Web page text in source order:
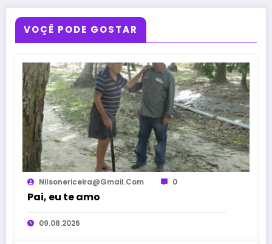
VOÇÊ PODE GOSTAR
Nilsonericeira@gmail.com 0
Pai, eu te amo
09.08.2026